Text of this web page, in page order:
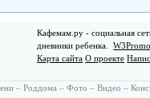
Кафемам.ру - социальная
дневники ребенка.W3Promo
Карта сайта О проекте
– Роддома – Фото – Видео –